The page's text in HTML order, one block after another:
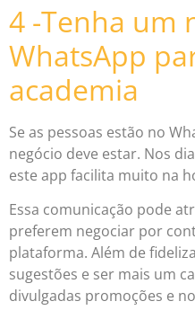
4 -Tenha um
WhatsApp
academia
Se as pessoas estão no
negócio deve estar. Nos
este app facilita muito na
Essa comunicação pode
preferem negociar por
plataforma. Além de
sugestões e ser mais um
divulgadas promoções e